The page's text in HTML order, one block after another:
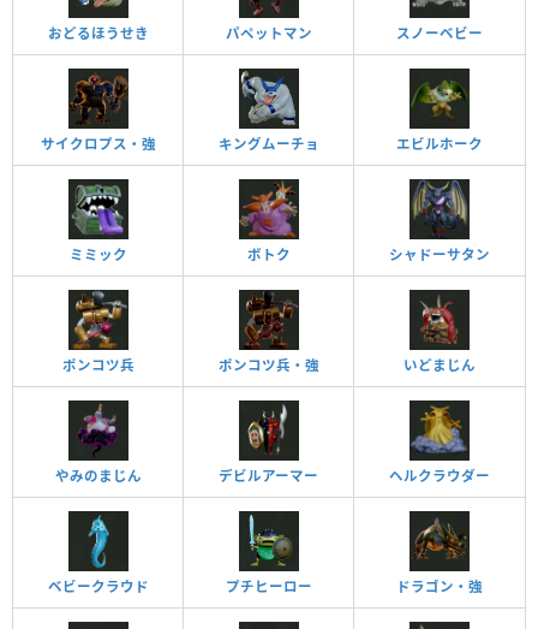
おどるほうせき パペットマン スノーベビー
サイクロプス・強 キングムーチョ エビルホーク
ミミック ボトク シャドーサタン
ポンコツ兵 ポンコツ兵・強 いどまじん
やみのまじん デビルアーマー ヘルクラウダー
ベビークラウド プチヒーロー ドラゴン・強